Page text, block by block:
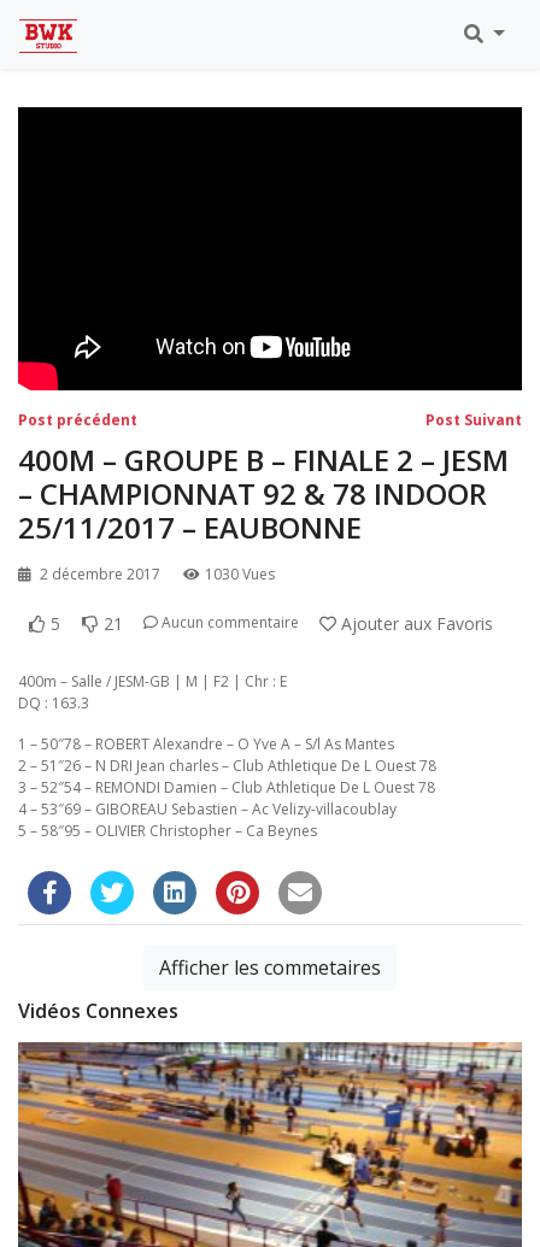
Eaubonne 2019
Navigation
de
l’article
Post précédent Post Suivant
400M – GROUPE B – FINALE 2 – JESM
– CHAMPIONNAT 92 & 78 INDOOR
25/11/2017 – EAUBONNE
2 décembre 2017 1030 Vues
5 21 Aucun commentaire Ajouter aux Favoris
400m – Salle / JESM-GB | M | F2 | Chr : E
DQ : 163.3
1 – 50″78 – ROBERT Alexandre – O Yve A – S/l As Mantes
2 – 51″26 – N DRI Jean charles – Club Athletique De L Ouest 78
3 – 52″54 – REMONDI Damien – Club Athletique De L Ouest 78
4 – 53″69 – GIBOREAU Sebastien – Ac Velizy-villacoublay
5 – 58″95 – OLIVIER Christopher – Ca Beynes
Afficher les commetaires
Vidéos Connexes